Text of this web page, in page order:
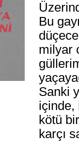
Bu
milyar
Sanki
içinde,
kötü
karçı